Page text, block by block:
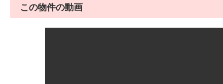
この物件の動画